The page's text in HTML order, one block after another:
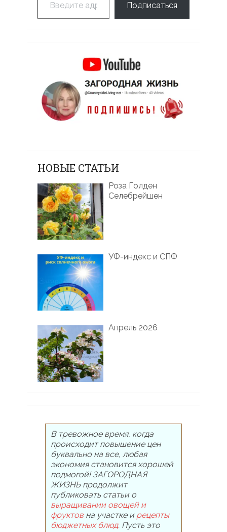
Подписаться
НОВЫЕ СТАТЬИ
Роза Голден
Селебрейшен
УФ-индекс и СПФ
Апрель 2026
В тревожное время, когда
происходит повышение цен
буквально на все, любая
экономия становится хорошей
подмогой! ЗАГОРОДНАЯ
ЖИЗНЬ продолжит
публиковать статьи о
выращивании овощей и
фруктовна участке и рецепты
бюджетных блюд. Пусть это